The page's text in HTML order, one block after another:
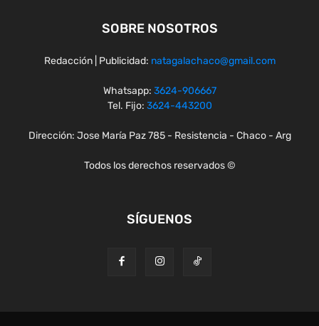
SOBRE NOSOTROS
Redacción | Publicidad: natagalachaco@gmail.com
Whatsapp: 3624-906667
Tel. Fijo: 3624-443200
Dirección: Jose María Paz 785 - Resistencia - Chaco - Arg
Todos los derechos reservados ©
SÍGUENOS